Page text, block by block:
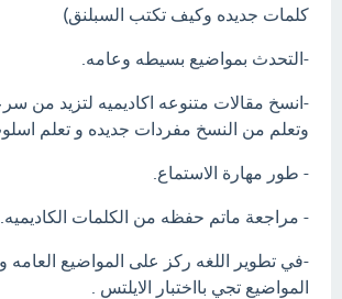
كلمات جديده وكيف تكتب السبلنق)
-التحدث بمواضيع بسيطه وعامه.
-انسخ مقالات متنوعه اكاديميه لتزيد من
وتعلم من النسخ مفردات جديده و تعلم
- طور مهارة الاستماع.
- مراجعة ماتم حفظه من الكلمات الكاديميه.
-في تطوير اللغه ركز على المواضيع العامه
المواضيع تجي بااختبار الايلتس .